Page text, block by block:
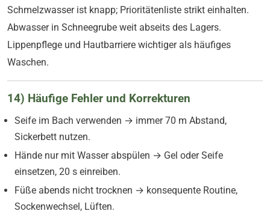
Schmelzwasser ist knapp; Prioritätenliste strikt einhalten.
Abwasser in Schneegrube weit abseits des Lagers.
Lippenpflege und Hautbarriere wichtiger als häufiges
Waschen.
14) Häufige Fehler und Korrekturen
Seife im Bach verwenden → immer 70 m Abstand,
Sickerbett nutzen.
Hände nur mit Wasser abspülen → Gel oder Seife
einsetzen, 20 s einreiben.
Füße abends nicht trocknen → konsequente Routine,
Sockenwechsel, Lüften.